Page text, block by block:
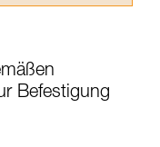
Sie zuerst die in
Befestigung